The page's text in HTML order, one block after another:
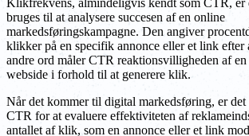
Klikfrekvens, almindeligvis kendt som CTR, er
bruges til at analysere succesen af en online
markedsføringskampagne. Den angiver
klikker på en specifik annonce eller et link efter
andre ord måler CTR reaktionsvilligheden af en
webside i forhold til at generere klik.
Når det kommer til digital markedsføring, er det
CTR for at evaluere effektiviteten af
antallet af klik, som en annonce eller et link